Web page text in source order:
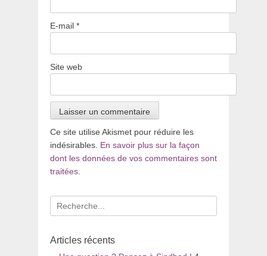
E-mail *
Site web
Ce site utilise Akismet pour réduire les
indésirables. En savoir plus sur la façon
dont les données de vos commentaires sont
traitées.
Recherche
pour
Articles récents